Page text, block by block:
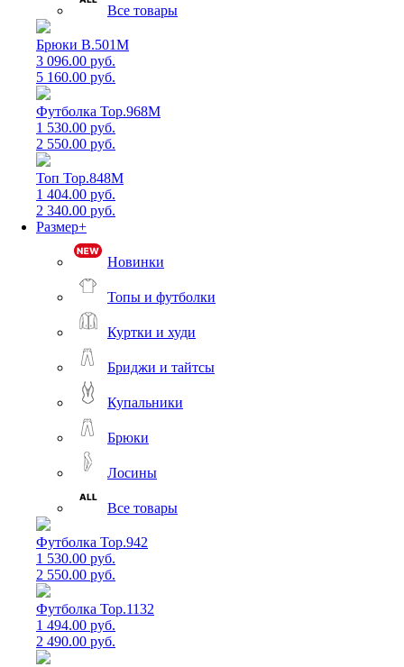
Все товары
Брюки B.501M
3 096.00 руб.
5 160.00 руб.
Футболка Top.968M
1 530.00 руб.
2 550.00 руб.
Топ Top.848M
1 404.00 руб.
2 340.00 руб.
Размер+
Новинки
Топы и футболки
Куртки и худи
Бриджи и тайтсы
Купальники
Брюки
Лосины
Все товары
Футболка Top.942
1 530.00 руб.
2 550.00 руб.
Футболка Top.1132
1 494.00 руб.
2 490.00 руб.